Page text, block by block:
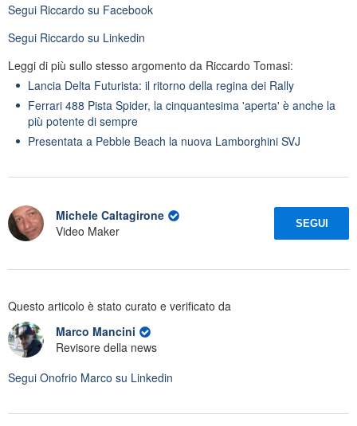
Segui Riccardo su Facebook
Segui Riccardo su Linkedin
Leggi di più sullo stesso argomento da Riccardo Tomasi:
Lancia Delta Futurista: il ritorno della regina dei Rally
Ferrari 488 Pista Spider, la cinquantesima 'aperta' è anche la
più potente di sempre
Presentata a Pebble Beach la nuova Lamborghini SVJ
Michele Caltagirone
Video Maker
SEGUI
Questo articolo è stato curato e verificato da
Marco Mancini
Revisore della news
Segui Onofrio Marco su Linkedin